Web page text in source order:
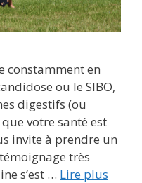
constamment en
ou le SIBO,
digestifs (ou
votre santé est
invite à prendre un
très
s’est … Lire plus